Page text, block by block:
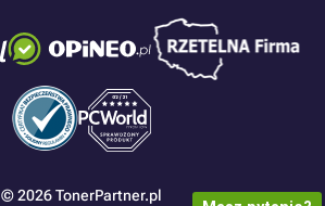
© 2026 TonerPartner.pl